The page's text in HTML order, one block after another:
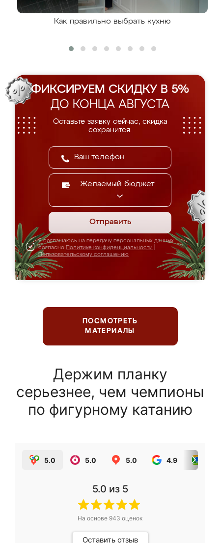
Как правильно выбрать кухню
ФИКСИРУЕМ СКИДКУ В 5%
ДО КОНЦА АВГУСТА
Оставьте заявку сейчас, скидка
сохранится.
Желаемый бюджет
Отправить
Я соглашаюсь на передачу персональных данных
согласно Политике конфиденциальности
Пользовательскому соглашению
ПОСМОТРЕТЬ
МАТЕРИАЛЫ
Держим планку
серьезнее, чем чемпионы
по фигурному катанию
5.0 5.0 5.0 4.9
5.0 из 5
На основе 943 оценок
Оставить отзыв